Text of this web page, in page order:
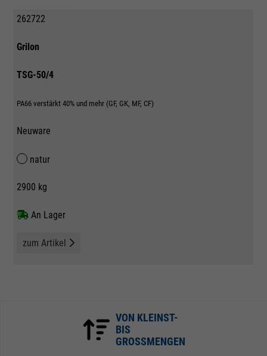
262722
Grilon
TSG-50/4
PA66 verstärkt 40% und mehr (GF, GK, MF, CF)
Neuware
natur
2900 kg
An Lager
zum Artikel
VON KLEINST-
BIS
GROSSMENGEN